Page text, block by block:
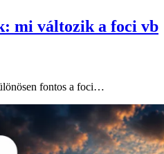
mi változik a foci vb
fontos a foci…